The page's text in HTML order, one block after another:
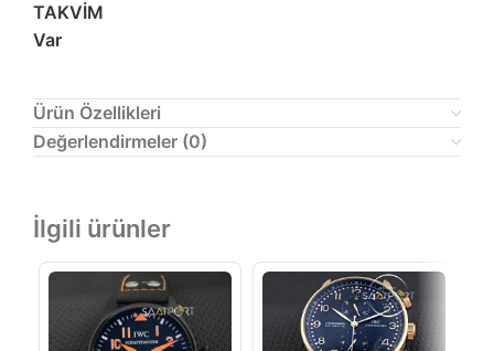
TAKVİM
Var
Ürün Özellikleri
Değerlendirmeler (0)
İlgili ürünler